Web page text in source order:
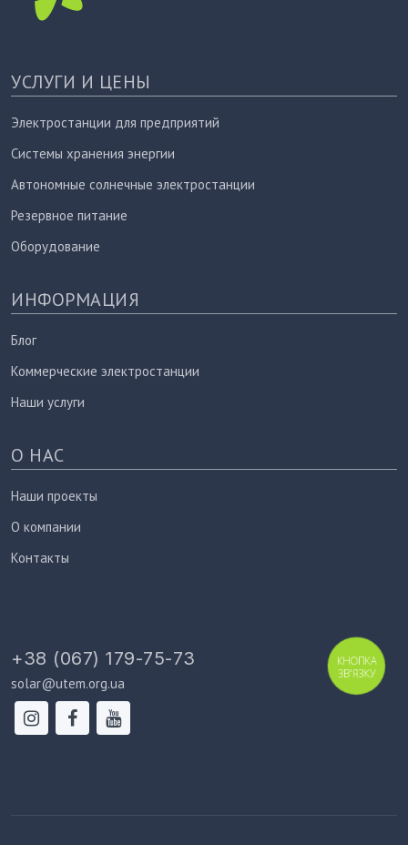
УСЛУГИ И ЦЕНЫ
Электростанции для предприятий
Системы хранения энергии
Автономные солнечные электростанции
Резервное питание
Оборудование
ИНФОРМАЦИЯ
Блог
Коммерческие электростанции
Наши услуги
О НАС
Наши проекты
О компании
Контакты
+38 (067) 179-75-73
solar@utem.org.ua
КНОПКА
ЗВ'ЯЗКУ